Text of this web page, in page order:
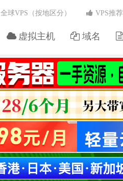
虚拟主机 域名
全球VPS（按地区分） VPS推荐